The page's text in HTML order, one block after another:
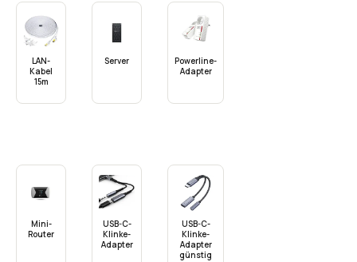
LAN-
Kabel
15m
Server
Powerline-
Adapter
Mini-
Router
USB-C-
Klinke-
Adapter
USB-C-
Klinke-
Adapter
günstig